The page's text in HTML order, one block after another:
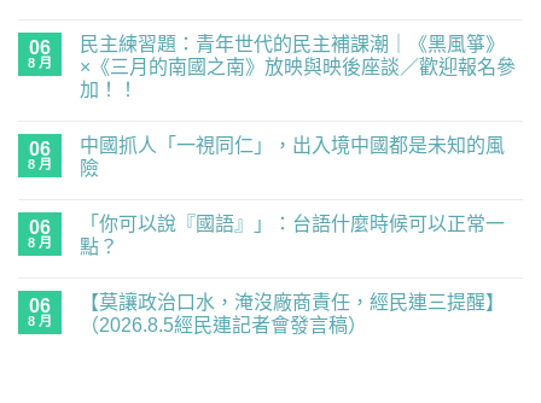
廿
首
度
員，
經
民
要
留
言
06
8 月
民主練習題：青年世代的民主補課潮｜《黑風箏》
×《三月的南國之南》放映與映後座談／歡迎報名參
加！！
主
練
習
世
代
留
言
06
8 月
中國抓人「一視同仁」，出入境中國都是未知的風
險
抓
人
仁」，
言
06
8 月
「你可以說『國語』」：台語什麼時候可以正常一
點？
06
8 月
【莫讓政治口水，淹沒廠商責任，經民連三提醒】
（2026.8.5經民連記者會發言稿）